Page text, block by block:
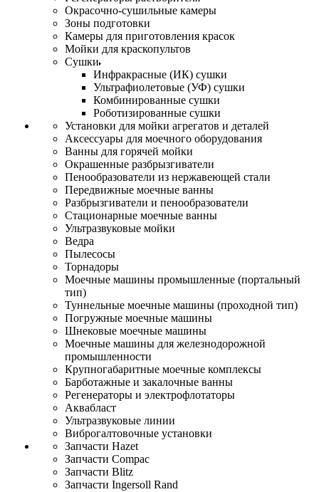
Окрасочно-сушильные камеры
Зоны подготовки
Камеры для приготовления красок
Мойки для краскопультов
Сушки
Инфракрасные (ИК) сушки
Ультрафиолетовые (УФ) сушки
Комбинированные сушки
Роботизированные сушки
Установки для мойки агрегатов и деталей
Аксессуары для моечного оборудования
Ванны для горячей мойки
Окрашенные разбрызгиватели
Пенообразователи из нержавеющей стали
Передвижные моечные ванны
Разбрызгиватели и пенообразователи
Стационарные моечные ванны
Ультразвуковые мойки
Ведра
Пылесосы
Торнадоры
Моечные машины промышленные (портальный
тип)
Туннельные моечные машины (проходной тип)
Погружные моечные машины
Шнековые моечные машины
Моечные машины для железнодорожной
промышленности
Крупногабаритные моечные комплексы
Барботажные и закалочные ванны
Регенераторы и электрофлотаторы
Аквабласт
Ультразвуковые линии
Виброгалтовочные установки
Запчасти Hazet
Запчасти Compac
Запчасти Blitz
Запчасти Ingersoll Rand